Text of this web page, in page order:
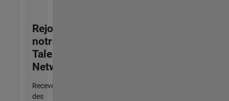
Rejoignez
notre
Talent
Network
Recevez
des